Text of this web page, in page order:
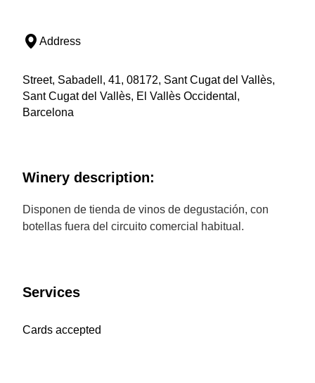
Address
Street, Sabadell, 41, 08172, Sant Cugat del Vallès,
Sant Cugat del Vallès, El Vallès Occidental,
Barcelona
Winery description:
Disponen de tienda de vinos de degustación, con
botellas fuera del circuito comercial habitual.
Services
Cards accepted